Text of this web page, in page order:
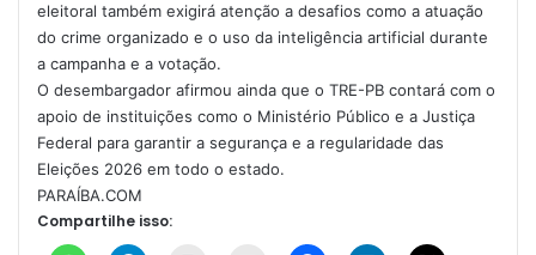
eleitoral também exigirá atenção a desafios como a atuação
do crime organizado e o uso da inteligência artificial durante
a campanha e a votação.
O desembargador afirmou ainda que o TRE-PB contará com o
apoio de instituições como o Ministério Público e a Justiça
Federal para garantir a segurança e a regularidade das
Eleições 2026 em todo o estado.
PARAÍBA.COM
Compartilhe isso: